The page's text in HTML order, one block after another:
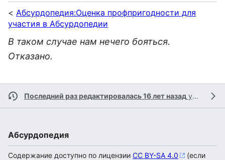
< Абсурдопедия:Оценка профпригодности для
участия в Абсурдопедии
В таком случае нам нечего бояться.
Отказано.
Последний раз редактировалась 16 лет назад участником
Абсурдопедия
Содержание доступно по лицензии CC BY-SA 4.0
(если